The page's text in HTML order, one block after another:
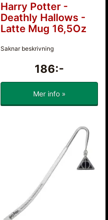
Harry Potter -
Deathly Hallows -
Latte Mug 16,5Oz
Saknar beskrivning
186:-
Mer info »